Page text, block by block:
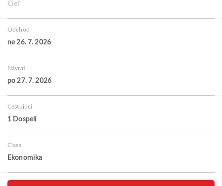
Cieľ
Odchod
ne 26. 7. 2026
Návrat
po 27. 7. 2026
Cestujúci
1 Dospelí
Class
Ekonomika